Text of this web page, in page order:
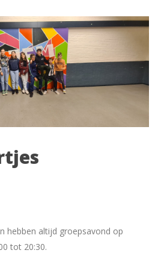
kabouter plopjes
Girls
K12'jes
leipe snotaapjes
2x Snackbox 96
hebben altijd groepsavond op
tot 20:30.